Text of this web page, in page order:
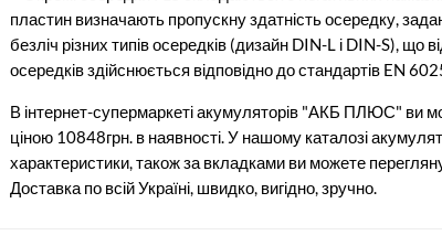
пластин визначають пропускну здатність осередку,
безліч різних типів осередків (дизайн DIN-L і DIN-S), що
осередків здійснюється відповідно до стандартів EN
В інтернет-супермаркеті акумуляторів "АКБ ПЛЮС" ви
ціною 10848грн. в наявності. У нашому каталозі
характеристики, також за вкладками ви можете
Доставка по всій Україні, швидко, вигідно, зручно.